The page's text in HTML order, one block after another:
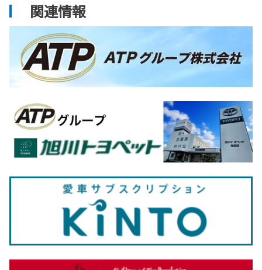
北海道レーシングCUP 道北地区大会を開
催しました。
北海道レーシングCUP 道北地区大会を開催しま
した。
選抜されたプレイヤーの白熱したバトルが繰り
広げられました。
展示車情報を更新しました！
展示車にノア、アルファードを追加しました
2025-09-21
ALL TOYOTA 2025 特別体験DAY開催
ALL TOYOTA 2025 トヨタ自動車士別試験場 テ
ストコース特別体験DAYが、9月21日(日)に行わ
旭川地区トヨタ販売店から応募頂き当選された
お客様に参加いただきました。
当日は、テストドライバーによる高速バンクコースの同乗走行体験や、EV車「b
Z4X」の先端安全技術機能とEV車ならではの走行性能などを体験していただきま
関連情報